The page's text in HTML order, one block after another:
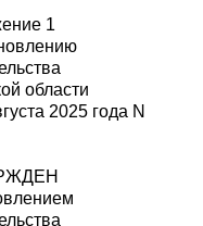
1
области
2025 года N